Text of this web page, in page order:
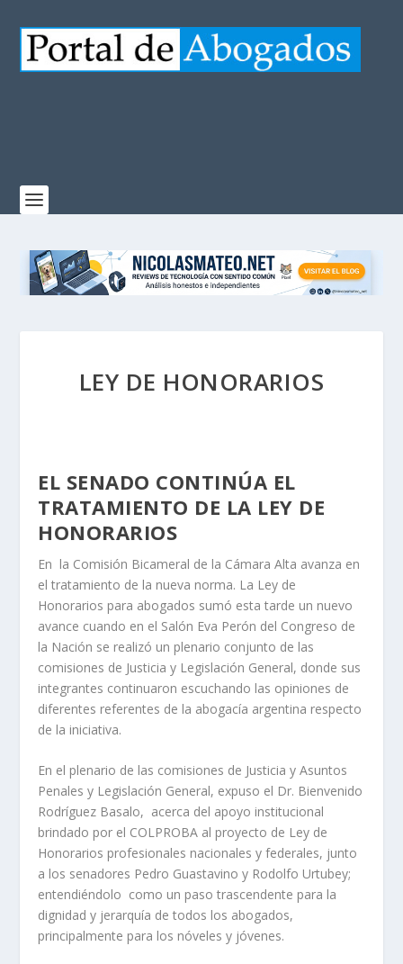
LEY DE HONORARIOS
EL SENADO CONTINÚA EL
TRATAMIENTO DE LA LEY DE
HONORARIOS
En la Comisión Bicameral de la Cámara Alta avanza en
el tratamiento de la nueva norma. La Ley de
Honorarios para abogados sumó esta tarde un nuevo
avance cuando en el Salón Eva Perón del Congreso de
la Nación se realizó un plenario conjunto de las
comisiones de Justicia y Legislación General, donde sus
integrantes continuaron escuchando las opiniones de
diferentes referentes de la abogacía argentina respecto
de la iniciativa.
En el plenario de las comisiones de Justicia y Asuntos
Penales y Legislación General, expuso el Dr. Bienvenido
Rodríguez Basalo, acerca del apoyo institucional
brindado por el COLPROBA al proyecto de Ley de
Honorarios profesionales nacionales y federales, junto
a los senadores Pedro Guastavino y Rodolfo Urtubey;
entendiéndolo como un paso trascendente para la
dignidad y jerarquía de todos los abogados,
principalmente para los nóveles y jóvenes.